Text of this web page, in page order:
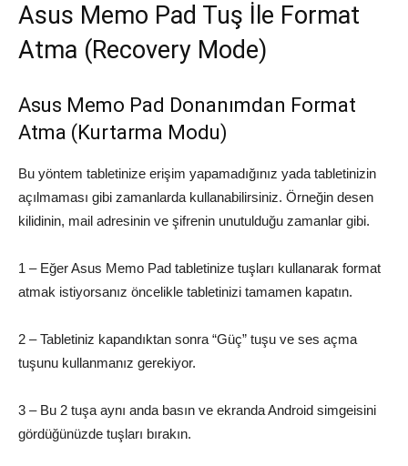
Asus Memo Pad Tuş İle Format
Atma (Recovery Mode)
Asus Memo Pad Donanımdan Format
Atma (Kurtarma Modu)
Bu yöntem tabletinize erişim yapamadığınız yada tabletinizin
açılmaması gibi zamanlarda kullanabilirsiniz. Örneğin desen
kilidinin, mail adresinin ve şifrenin unutulduğu zamanlar gibi.
1 – Eğer Asus Memo Pad tabletinize tuşları kullanarak format
atmak istiyorsanız öncelikle tabletinizi tamamen kapatın.
2 – Tabletiniz kapandıktan sonra “Güç” tuşu ve ses açma
tuşunu kullanmanız gerekiyor.
3 – Bu 2 tuşa aynı anda basın ve ekranda Android simgeisini
gördüğünüzde tuşları bırakın.